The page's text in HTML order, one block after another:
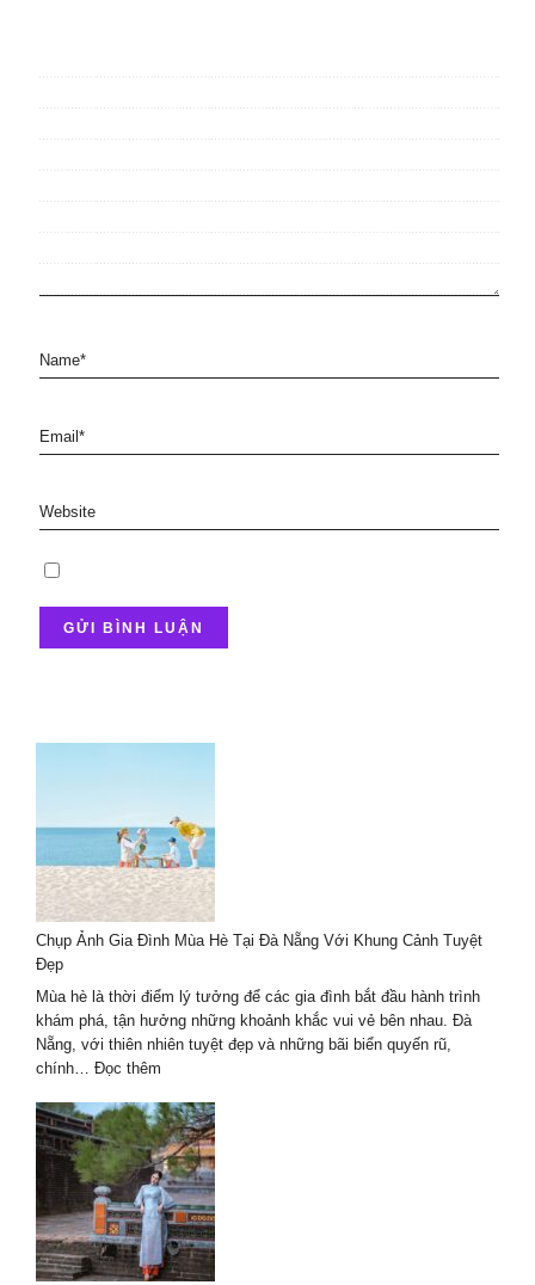
Chụp Ảnh Gia Đình Mùa Hè Tại Đà Nẵng Với Khung Cảnh Tuyệt
Đẹp
Mùa hè là thời điểm lý tưởng để các gia đình bắt đầu hành trình
khám phá, tận hưởng những khoảnh khắc vui vẻ bên nhau. Đà
Nẵng, với thiên nhiên tuyệt đẹp và những bãi biển quyến rũ,
chính… Đọc thêm
Ảnh
Gia
Đình
Mùa
Hè
Tại
Đà